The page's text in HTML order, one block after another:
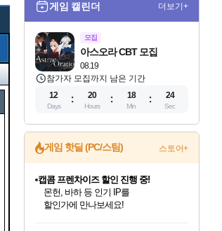
게임 캘린더 더보기+
모집
08.19
아스오라 CBT 모집
참가자 모집까지 남은 기간
12
Days
20
Hours
18
Min
23
Sec
게임 핫딜 (PC/스팀) 스토어+
캡콤 프렌차이즈 할인 진행 중!
몬헌, 바하 등 인기 IP를
할인가에 만나보세요!